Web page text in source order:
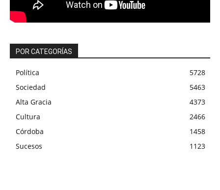
POR CATEGORÍAS
Política
5728
Sociedad
5463
Alta Gracia
4373
Cultura
2466
Córdoba
1458
Sucesos
1123